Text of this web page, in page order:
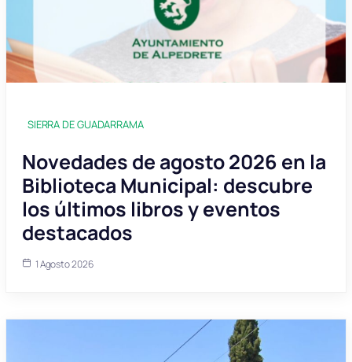
SIERRA DE GUADARRAMA
Novedades de agosto 2026 en la
Biblioteca Municipal: descubre
los últimos libros y eventos
destacados
1 Agosto 2026